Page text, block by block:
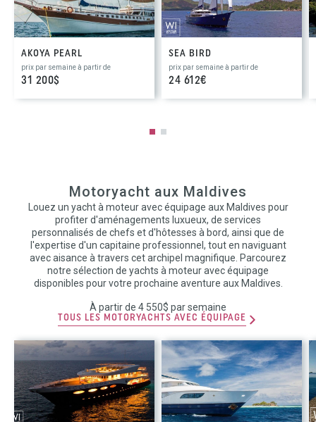
AKOYA PEARL
prix par semaine à partir de
31 200$
SEA BIRD
prix par semaine à partir de
24 612€
Motoryacht aux Maldives
Louez un yacht à moteur avec équipage aux Maldives pour
profiter d'aménagements luxueux, de services
personnalisés de chefs et d'hôtesses à bord, ainsi que de
l'expertise d'un capitaine professionnel, tout en naviguant
avec aisance à travers cet archipel magnifique. Parcourez
notre sélection de yachts à moteur avec équipage
disponibles pour votre prochaine aventure aux Maldives.
À partir de 4 550$ par semaine
TOUS LES MOTORYACHTS AVEC ÉQUIPAGE